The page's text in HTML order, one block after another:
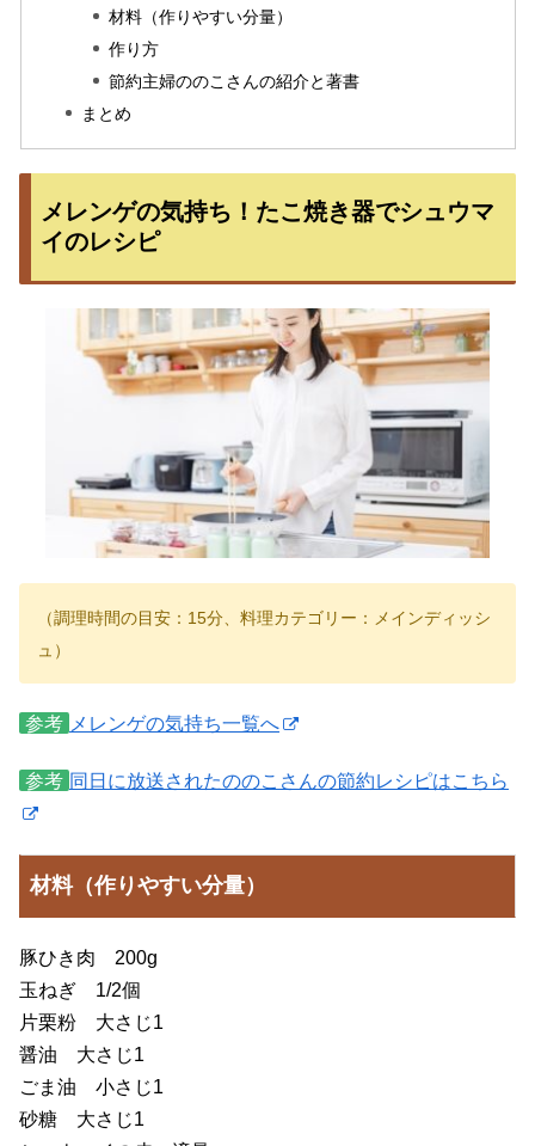
材料（作りやすい分量）
作り方
節約主婦ののこさんの紹介と著書
まとめ
メレンゲの気持ち！たこ焼き器でシュウマ
イのレシピ
（調理時間の目安：15分、料理カテゴリー：メインディッシ
ュ）
参考 メレンゲの気持ち一覧へ
参考 同日に放送されたののこさんの節約レシピはこちら
材料（作りやすい分量）
豚ひき肉 200g
玉ねぎ 1/2個
片栗粉 大さじ1
醤油 大さじ1
ごま油 小さじ1
砂糖 大さじ1